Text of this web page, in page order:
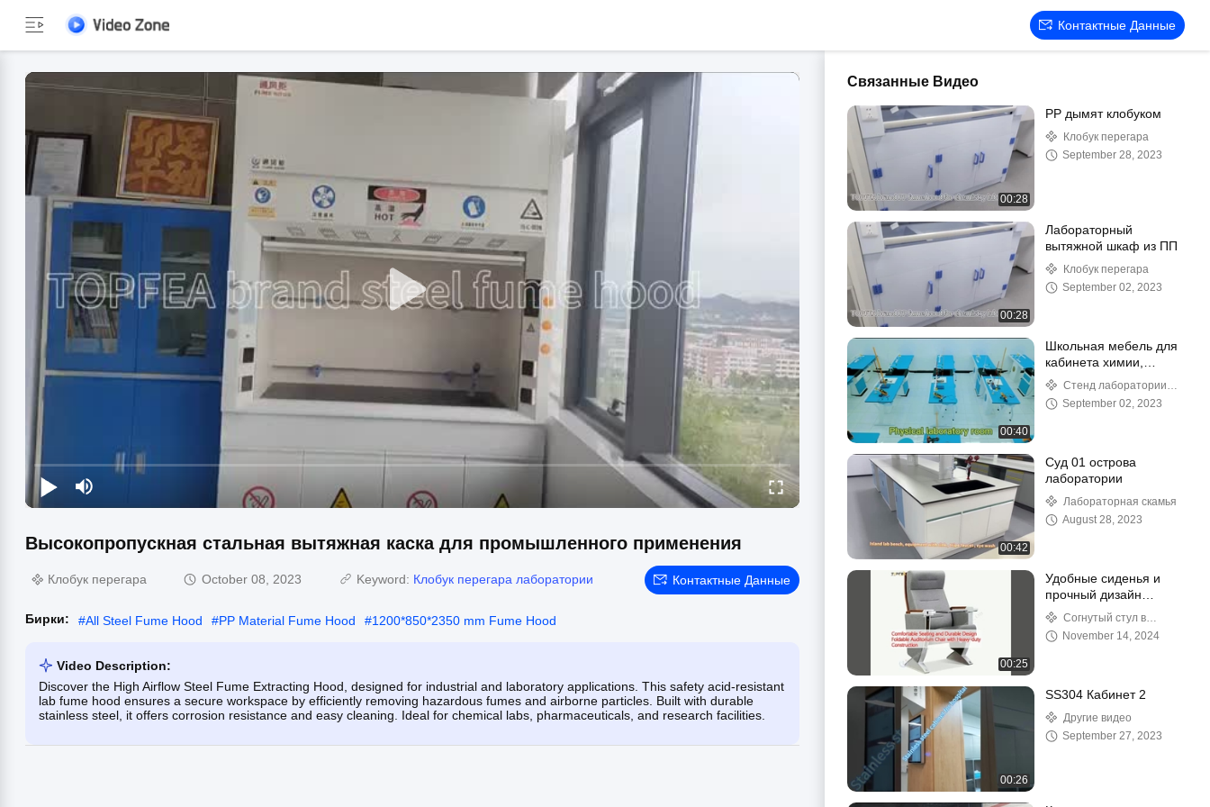
Контактные Данные
Высокопропускная стальная вытяжная каска для промышленного применения
Клобук перегара October 08, 2023 Keyword: Клобук перегара лаборатории Контактные Данные
Бирки: #All Steel Fume Hood #PP Material Fume Hood #1200*850*2350 mm Fume Hood
Video Description:
Discover the High Airflow Steel Fume Extracting Hood, designed for industrial and laboratory applications. This safety acid-resistant
lab fume hood ensures a secure workspace by efficiently removing hazardous fumes and airborne particles. Built with durable
stainless steel, it offers corrosion resistance and easy cleaning. Ideal for chemical labs, pharmaceuticals, and research facilities.
Связанные Видео
00:28
PP дымят клобуком
Клобук перегара
September 28, 2023
00:28
Лабораторный
вытяжной шкаф из ПП
Клобук перегара
September 02, 2023
00:40
Школьная мебель для
кабинета химии,
биологии, физики
Стенд лаборатории
школыSeptember 02, 2023
00:42
Суд 01 острова
лаборатории
Лабораторная скамья
August 28, 2023
00:25
Удобные сиденья и
прочный дизайн
складной
аудиторийный стул с
тяжелой конструкцией
Согнутый стул в
аудитории
November 14, 2024
00:26
SS304 Кабинет 2
Другие видео
September 27, 2023